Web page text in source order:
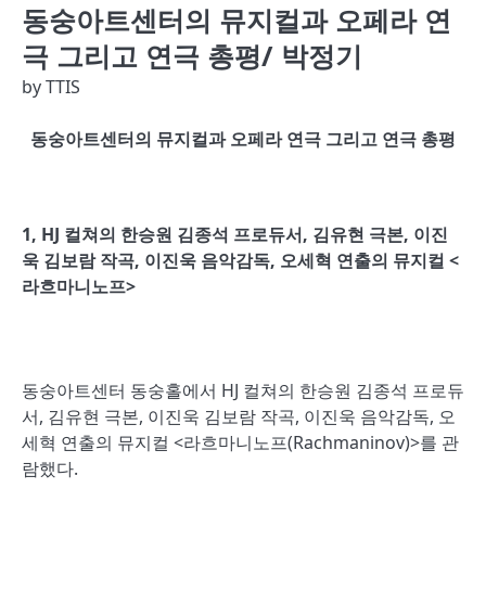
동숭아트센터의 뮤지컬과 오페라 연
극 그리고 연극 총평/ 박정기
byTTIS
동숭아트센터의 뮤지컬과 오페라 연극 그리고 연극 총평
1, HJ 컬쳐의 한승원 김종석 프로듀서, 김유현 극본, 이진
욱 김보람 작곡, 이진욱 음악감독, 오세혁 연출의 뮤지컬 <
라흐마니노프>
동숭아트센터 동숭홀에서 HJ 컬쳐의 한승원 김종석 프로듀
서, 김유현 극본, 이진욱 김보람 작곡, 이진욱 음악감독, 오
세혁 연출의 뮤지컬 <라흐마니노프(Rachmaninov)>를 관
람했다.